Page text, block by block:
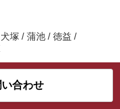
塚 / 蒲池 / 徳益 /
合わせ